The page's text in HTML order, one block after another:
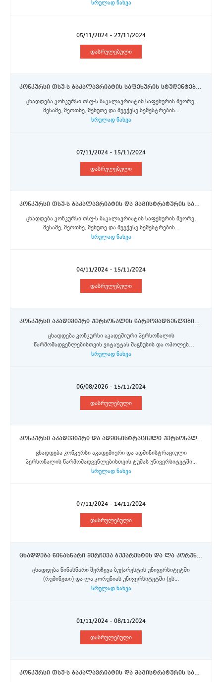
სრულად ნახვა
05/11/2024 - 27/11/2024
დასრულებული
კონკურსი თსუ-ს ბაკალავრიატის საფეხურის სტუდენტებისთვის რენის უნივერსიტეტში ერაზმუს+ პროგრამის სტიპენდიების მოსაპოვებლად
ცხადდება კონკურსი თსუ-ს ბაკალავრიატის საფეხურის მეორე,
მესამე, მეოთხე, მეხუთე და მეექვსე სემესტრების...
სრულად ნახვა
07/11/2024 - 15/11/2024
დასრულებული
კონკურსი თსუ-ს ბაკალავრიატის და მაგისტრატურის საფეხურის სტუდენტებისთვის პოსტდამის უნივერსიტეტში ერაზმუს+ პროგრამის სტიპენდიების მოსაპოვებლად
ცხადდება კონკურსი თსუ-ს ბაკალავრიატის საფეხურის მეორე,
მესამე, მეოთხე, მეხუთე და მეექვსე სემესტრების...
სრულად ნახვა
04/11/2024 - 15/11/2024
დასრულებული
კონკურსი აკადემიური პერსონალის წარმომადგენლებისთვის ვიტაუტას მაგნუსის და ოპოლეს უნივერსიტეტბში ერაზმუს+ პროგრამის სტიპენდიების მოსაპოვებლად
ცხადდება კონკურსი აკადემიური პერსონალის
წარმომადგენლებისთვის ვიტაუტას მაგნუსის და ოპოლეს
უნივერსიტეტ...
სრულად ნახვა
06/08/2026 - 15/11/2024
დასრულებული
კონკურსი აკადემიური და ადმინისტრაციული პერსონალის წარმომადგენლებისთვის ტუშას უნივერსიტეტში ერაზმუს+ პროგრამის სტიპენდიების მოსაპოვებლად
ცხადდება კონკურსი აკადემიური და ადმინისტრაციული
პერსონალის წარმომადგენლებისთვის ტუშას უნივერსიტეტში...
სრულად ნახვა
07/11/2024 - 14/11/2024
დასრულებული
ცხადდება წინასწარი შერჩევა ბუქარესტის და ლა კორუნიას უნივერსიტეტებში ერაზმუს+ პროგრამის ფარგლებში პერსონალის მობილობისთვის!
ცხადდება წინასწარი შერჩევა ბუქარესტის უნივერსიტეტში
(რუმინეთი) და ლა კორუნიას უნივერსიტეტში (ეს...
სრულად ნახვა
01/11/2024 - 08/11/2024
დასრულებული
კონკურსი თსუ-ს ბაკალავრიატის და მაგისტრატურის საფეხურის სტუდენტებისთვის ნიკოლას კოპერნიკუსის უნივერსტეტი ტორუნში ერაზმუს+ პროგრამის სტიპენდიების მოსაპოვებლად